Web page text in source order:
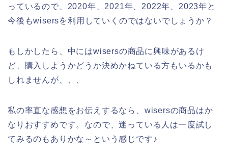
っているので、2020年、2021年、2022年、2023年と
今後もwisersを利用していくのではないでしょうか？
もしかしたら、中にはwisersの商品に興味があるけ
ど、購入しようかどうか決めかねている方もいるかも
しれませんが、、、
私の率直な感想をお伝えするなら、wisersの商品はか
なりおすすめです。なので、迷っている人は一度試し
てみるのもありかな～という感じです♪